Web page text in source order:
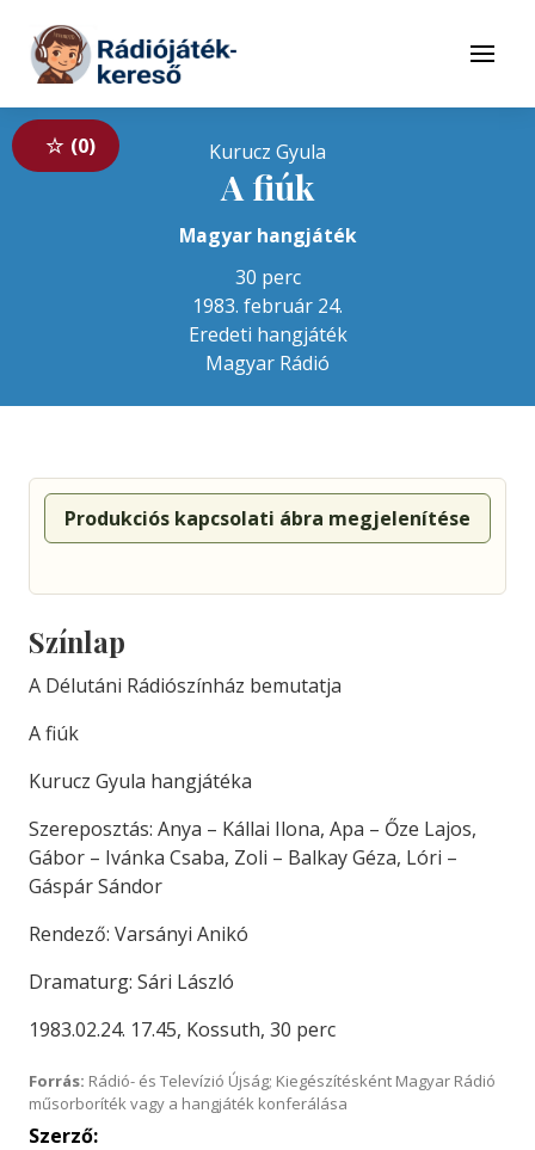
Tovább a tartalomhoz
Menü
0 Kurucz Gyula
A fiúk
Magyar hangjáték
30 perc
1983. február 24.
Eredeti hangjáték
Magyar Rádió
Produkciós kapcsolati ábra megjelenítése
Színlap
A Délutáni Rádiószínház bemutatja
A fiúk
Kurucz Gyula hangjátéka
Szereposztás: Anya – Kállai Ilona, Apa – Őze Lajos,
Gábor – Ivánka Csaba, Zoli – Balkay Géza, Lóri –
Gáspár Sándor
Rendező: Varsányi Anikó
Dramaturg: Sári László
1983.02.24. 17.45, Kossuth, 30 perc
Forrás: Rádió- és Televízió Újság; Kiegészítésként Magyar Rádió
műsorboríték vagy a hangjáték konferálása
Szerző: